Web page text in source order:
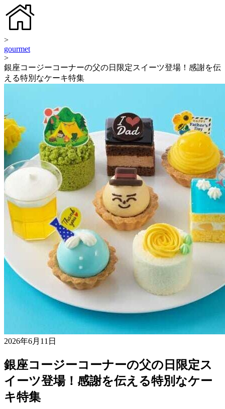
>
gourmet
>
銀座コージーコーナーの父の日限定スイーツ登場！感謝を伝
える特別なケーキ特集
2026年6月11日
銀座コージーコーナーの父の日限定ス
イーツ登場！感謝を伝える特別なケー
キ特集